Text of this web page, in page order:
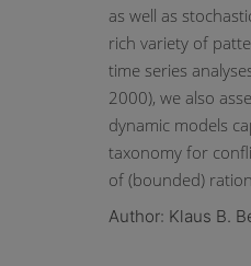
as well as
rich variety of
time series
2000), we also
dynamic models
taxonomy for
of (bounded)
Author: Klaus B.